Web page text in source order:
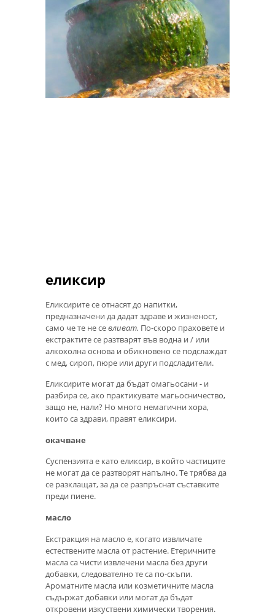
еликсир
Еликсирите се отнасят до напитки,
предназначени да дадат здраве и жизненост,
само че те не севливат. По-скоро праховете и
екстрактите се разтварят във водна и / или
алкохолна основа и обикновено се подслаждат
с мед, сироп, пюре или други подсладители.
Еликсирите могат да бъдат омагьосани - и
разбира се, ако практикувате магьосничество,
защо не, нали? Но много немагични хора,
които са здрави, правят еликсири.
окачване
Суспензията е като еликсир, в който частиците
не могат да се разтворят напълно. Те трябва да
се разклащат, за да се разпръснат съставките
преди пиене.
масло
Екстракция на масло е, когато извличате
естествените масла от растение. Етеричните
масла са чисти извлечени масла без други
добавки, следователно те са по-скъпи.
Ароматните масла или козметичните масла
съдържат добавки или могат да бъдат
откровени изкуствени химически творения.